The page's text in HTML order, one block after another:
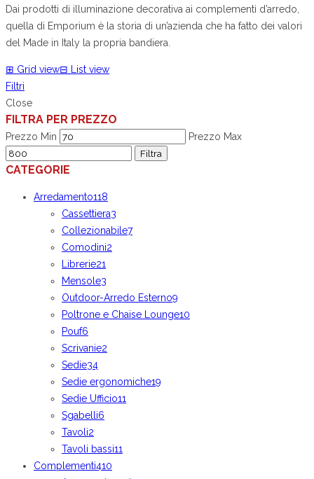
Dai prodotti di illuminazione decorativa ai complementi d’arredo,
quella di Emporium è la storia di un’azienda che ha fatto dei valori
del Made in Italy la propria bandiera.
⊞ Grid view⊟
List view
Filtri
Close
FILTRA PER PREZZO
Prezzo Min
Prezzo Max
Filtra
CATEGORIE
Arredamento118
Cassettiera3
Collezionabile7
Comodini2
Librerie21
Mensole3
Outdoor-Arredo Esterno9
Poltrone e Chaise Lounge10
Pouf6
Scrivanie2
Sedie34
Sedie ergonomiche19
Sedie Ufficio11
Sgabelli6
Tavoli2
Tavoli bassi11
Complementi410